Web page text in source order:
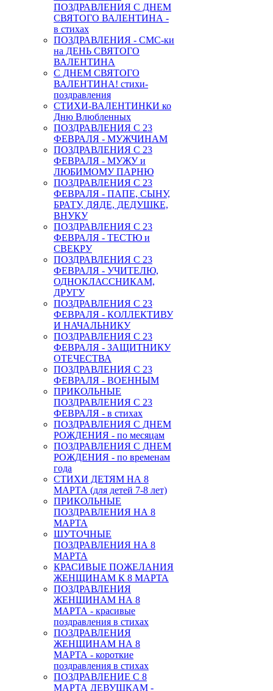
ПОЗДРАВЛЕНИЯ С ДНЕМ
СВЯТОГО ВАЛЕНТИНА -
в стихах
ПОЗДРАВЛЕНИЯ - СМС-ки
на ДЕНЬ СВЯТОГО
ВАЛЕНТИНА
С ДНЕМ СВЯТОГО
ВАЛЕНТИНА! стихи-
поздравления
СТИХИ-ВАЛЕНТИНКИ ко
Дню Влюбленных
ПОЗДРАВЛЕНИЯ С 23
ФЕВРАЛЯ - МУЖЧИНАМ
ПОЗДРАВЛЕНИЯ С 23
ФЕВРАЛЯ - МУЖУ и
ЛЮБИМОМУ ПАРНЮ
ПОЗДРАВЛЕНИЯ С 23
ФЕВРАЛЯ - ПАПЕ, СЫНУ,
БРАТУ, ДЯДЕ, ДЕДУШКЕ,
ВНУКУ
ПОЗДРАВЛЕНИЯ С 23
ФЕВРАЛЯ - ТЕСТЮ и
СВЕКРУ
ПОЗДРАВЛЕНИЯ С 23
ФЕВРАЛЯ - УЧИТЕЛЮ,
ОДНОКЛАССНИКАМ,
ДРУГУ
ПОЗДРАВЛЕНИЯ С 23
ФЕВРАЛЯ - КОЛЛЕКТИВУ
И НАЧАЛЬНИКУ
ПОЗДРАВЛЕНИЯ С 23
ФЕВРАЛЯ - ЗАЩИТНИКУ
ОТЕЧЕСТВА
ПОЗДРАВЛЕНИЯ С 23
ФЕВРАЛЯ - ВОЕННЫМ
ПРИКОЛЬНЫЕ
ПОЗДРАВЛЕНИЯ С 23
ФЕВРАЛЯ - в стихах
ПОЗДРАВЛЕНИЯ С ДНЕМ
РОЖДЕНИЯ - по месяцам
ПОЗДРАВЛЕНИЯ С ДНЕМ
РОЖДЕНИЯ - по временам
года
СТИХИ ДЕТЯМ НА 8
МАРТА (для детей 7-8 лет)
ПРИКОЛЬНЫЕ
ПОЗДРАВЛЕНИЯ НА 8
МАРТА
ШУТОЧНЫЕ
ПОЗДРАВЛЕНИЯ НА 8
МАРТА
КРАСИВЫЕ ПОЖЕЛАНИЯ
ЖЕНЩИНАМ К 8 МАРТА
ПОЗДРАВЛЕНИЯ
ЖЕНЩИНАМ НА 8
МАРТА - красивые
поздравления в стихах
ПОЗДРАВЛЕНИЯ
ЖЕНЩИНАМ НА 8
МАРТА - короткие
поздравления в стихах
ПОЗДРАВЛЕНИЕ С 8
МАРТА ДЕВУШКАМ -